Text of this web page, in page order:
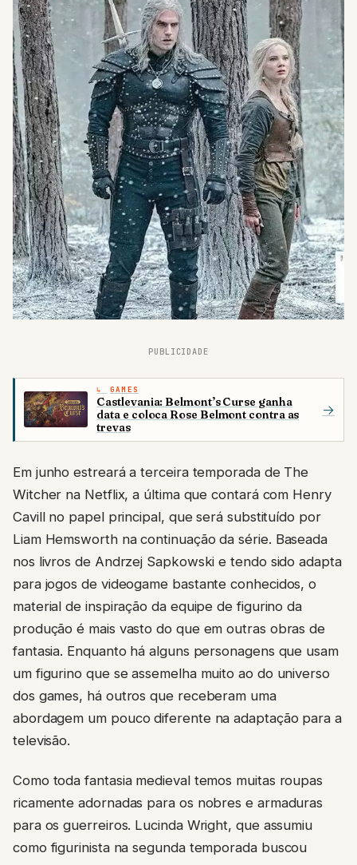
PUBLICIDADE
GAMES
Castlevania: Belmont’s Curse ganha
data e coloca Rose Belmont contra as
trevas
→
Em junho estreará a terceira temporada de The
Witcher na Netflix, a última que contará com Henry
Cavill no papel principal, que será substituído por
Liam Hemsworth na continuação da série. Baseada
nos livros de Andrzej Sapkowski e tendo sido adapta
para jogos de videogame bastante conhecidos, o
material de inspiração da equipe de figurino da
produção é mais vasto do que em outras obras de
fantasia. Enquanto há alguns personagens que usam
um figurino que se assemelha muito ao do universo
dos games, há outros que receberam uma
abordagem um pouco diferente na adaptação para a
televisão.
Como toda fantasia medieval temos muitas roupas
ricamente adornadas para os nobres e armaduras
para os guerreiros. Lucinda Wright, que assumiu
como figurinista na segunda temporada buscou